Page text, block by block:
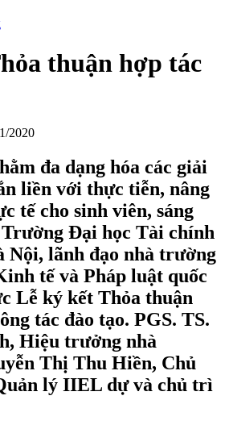
thuận hợp tác
2020
đa dạng hóa các giải
liền với thực tiễn, nâng
tế cho sinh viên, sáng
Đại học Tài chính
Nội, lãnh đạo nhà trường
tế và Pháp luật quốc
Lễ ký kết Thỏa thuận
tác đào tạo. PGS. TS.
Hiệu trưởng nhà
Thị Thu Hiền, Chủ
lý IIEL dự và chủ trì